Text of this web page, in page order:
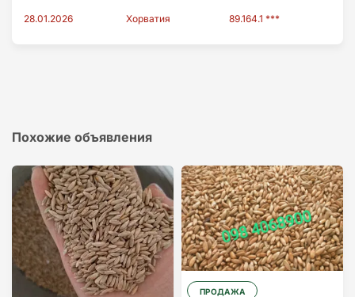
28.01.2026 Хорватия 89.164.1 ***
Похожие объявления
ПРОДАЖА